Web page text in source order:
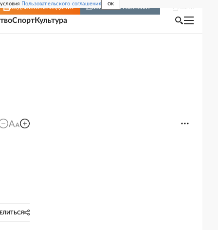
Пользовательского соглашения OK
ПОДПИСКА НА ИЗДАНИЕ ВКЛЮЧИТЬ РАССЫЛКУ
СпортКультура